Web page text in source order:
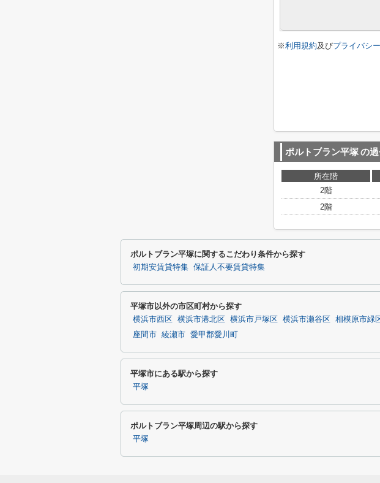
※利用規約及びプライバシ
ポルトブラン平塚の
所在階
2階
2階
ポルトブラン平塚に関するこだわり条件から探す
初期安賃貸特集 保証人不要賃貸特集
平塚市以外の市区町村から探す
横浜市西区 横浜市港北区 横浜市戸塚区 横浜市瀬谷区 相模原市緑
座間市 綾瀬市 愛甲郡愛川町
平塚市にある駅から探す
平塚
ポルトブラン平塚周辺の駅から探す
平塚